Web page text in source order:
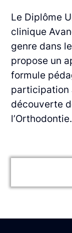
Le Diplôme
clinique
genre dans
propose un
formule
participation
découverte
l’Orthodontie.